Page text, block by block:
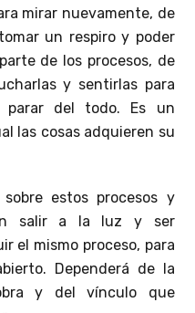
mirar nuevamente, de
un respiro y poder
de los procesos, de
y sentirlas para
parar del todo. Es un
las cosas adquieren su
estos procesos y
salir a la luz y ser
el mismo proceso, para
Dependerá de la
y del vínculo que